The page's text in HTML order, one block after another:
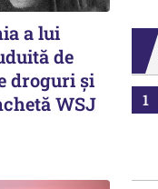
a lui
de
droguri și
WSJ